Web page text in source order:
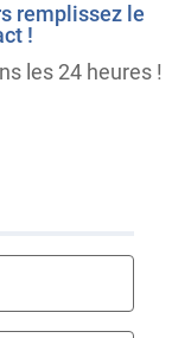
remplissez le
!
les 24 heures !